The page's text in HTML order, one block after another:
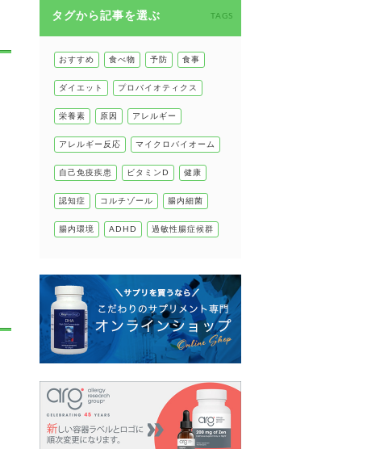
甲状腺
肌
肝臓の健康
腸の健康
健康食
タグから記事を選ぶ TAGS
おすすめ 食べ物 予防 食事
ダイエット プロバイオティクス
栄養素 原因 アレルギー
アレルギー反応 マイクロバイオーム
自己免疫疾患 ビタミンD 健康
認知症 コルチゾール 腸内細菌
腸内環境 ADHD 過敏性腸症候群